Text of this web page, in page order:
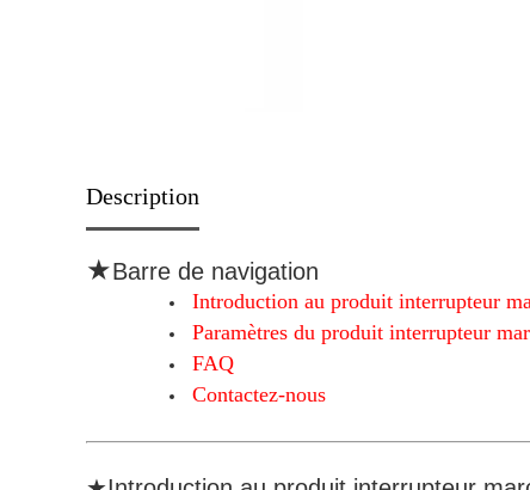
Description
★Barre de navigation
Introduction au produit interrupteur
Paramètres du produit interrupteur
FAQ
Contactez-nous